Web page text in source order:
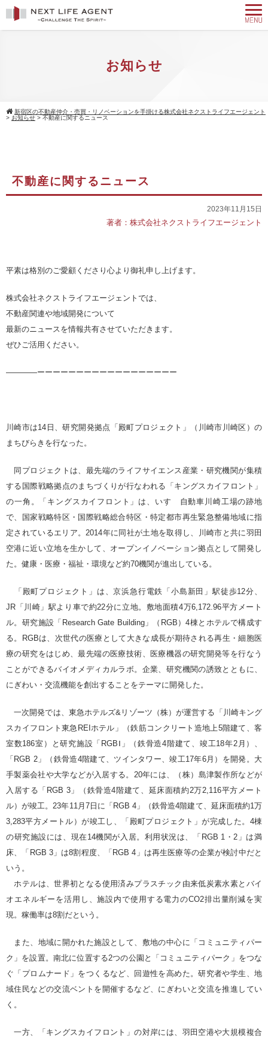
お知らせ
新宿区の不動産仲介・売買・リノベーションを手掛ける株式会社ネクストライフエージェント
> お知らせ > 不動産に関するニュース
不動産に関するニュース
2023年11月15日
著者：株式会社ネクストライフエージェント
平素は格別のご愛顧くださり心より御礼申し上げます。
株式会社ネクストライフエージェントでは、
不動産関連や地域開発について
最新のニュースを情報共有させていただきます。
ぜひご活用ください。
————ーーーーーーーーーーーーーーーーーー
川崎市は14日、研究開発拠点「殿町プロジェクト」（川崎市川崎区）の
まちびらきを行なった。
同プロジェクトは、最先端のライフサイエンス産業・研究機関が集積
する国際戦略拠点のまちづくりが行なわれる「キングスカイフロント」
の一角。「キングスカイフロント」は、いすゞ自動車川崎工場の跡地
で、国家戦略特区・国際戦略総合特区・特定都市再生緊急整備地域に指
定されているエリア。2014年に同社が土地を取得し、川崎市と共に羽田
空港に近い立地を生かして、オープンイノベーション拠点として開発し
た。健康・医療・福祉・環境など約70機関が進出している。
「殿町プロジェクト」は、京浜急行電鉄「小島新田」駅徒歩12分、
JR「川崎」駅より車で約22分に立地。敷地面積4万6,172.96平方メート
ル。研究施設「Research Gate Building」（RGB）4棟とホテルで構成す
る。RGBは、次世代の医療として大きな成長が期待される再生・細胞医
療の研究をはじめ、最先端の医療技術、医療機器の研究開発等を行なう
ことができるバイオメディカルラボ。企業、研究機関の誘致とともに、
にぎわい・交流機能を創出することをテーマに開発した。
一次開発では、東急ホテルズ&リゾーツ（株）が運営する「川崎キング
スカイフロント東急REIホテル」（鉄筋コンクリート造地上5階建て、客
室数186室）と研究施設「RGBⅠ」（鉄骨造4階建て、竣工18年2月）、
「RGB 2」（鉄骨造4階建て、ツインタワー、竣工17年6月）を開発。大
手製薬会社や大学などが入居する。20年には、（株）島津製作所などが
入居する「RGB 3」（鉄骨造4階建て、延床面積約2万2,116平方メート
ル）が竣工。23年11月7日に「RGB 4」（鉄骨造4階建て、延床面積約1万
3,283平方メートル）が竣工し、「殿町プロジェクト」が完成した。4棟
の研究施設には、現在14機関が入居。利用状況は、「RGB 1・2」は満
床、「RGB 3」は8割程度、「RGB 4」は再生医療等の企業が検討中だと
いう。
ホテルは、世界初となる使用済みプラスチック由来低炭素水素とバイ
オエネルギーを活用し、施設内で使用する電力のCO2排出量削減を実
現。稼働率は8割だという。
また、地域に開かれた施設として、敷地の中心に「コミュニティパー
ク」を設置。南北に位置する2つの公園と「コミュニティパーク」をつな
ぐ「プロムナード」をつくるなど、回遊性を高めた。研究者や学生、地
域住民などの交流ベントを開催するなど、にぎわいと交流を推進してい
く。
一方、「キングスカイフロント」の対岸には、羽田空港や大規模複合